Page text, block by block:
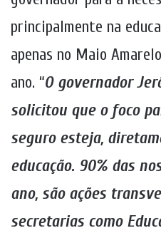
principalmente na
apenas no Maio
ano. “O governador
solicitou que o foco
seguro esteja,
educação. 90% das
ano, são ações
secretarias como